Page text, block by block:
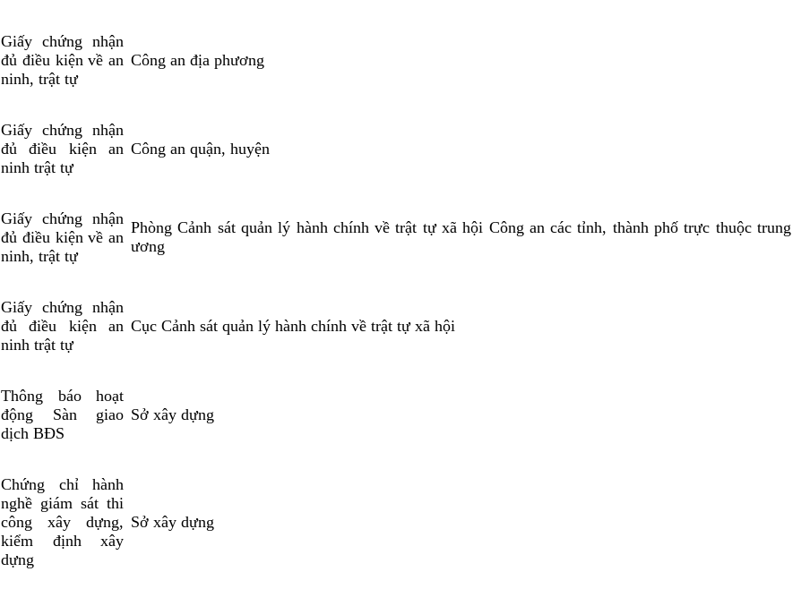
Giấy chứng nhận
đủ điều kiện về an
ninh, trật tự
Công an địa phương
Giấy chứng nhận
đủ điều kiện an
ninh trật tự
Công an quận, huyện
Giấy chứng nhận
đủ điều kiện về an
ninh, trật tự
Phòng Cảnh sát quản lý hành chính về trật tự xã hội Công an các tỉnh, thành phố trực thuộc trung
ương
Giấy chứng nhận
đủ điều kiện an
ninh trật tự
Cục Cảnh sát quản lý hành chính về trật tự xã hội
Thông báo hoạt
động Sàn giao
dịch BĐS
Sở xây dựng
Chứng chỉ hành
nghề giám sát thi
công xây dựng,
kiểm định xây
dựng
Sở xây dựng